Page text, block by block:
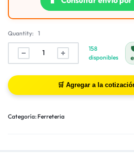
Quantity: 1
158
disponibles
Categoría: Ferreteria